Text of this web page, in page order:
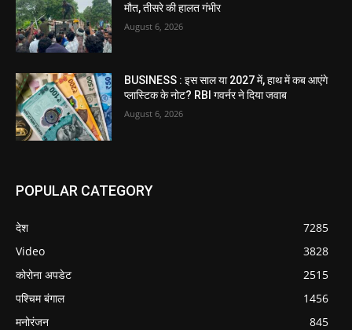
मौत, तीसरे की हालत गंभीर
August 6, 2026
BUSINESS : इस साल या 2027 में, हाथ में कब आएंगे
प्लास्टिक के नोट? RBI गवर्नर ने दिया जवाब
August 6, 2026
POPULAR CATEGORY
देश
7285
Video
3828
कोरोना अपडेट
2515
पश्चिम बंगाल
1456
मनोरंजन
845